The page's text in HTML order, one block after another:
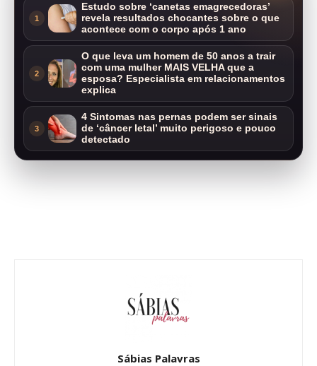
1
Estudo sobre ‘canetas emagrecedoras’
revela resultados chocantes sobre o que
acontece com o corpo após 1 ano
2
O que leva um homem de 50 anos a trair
com uma mulher MAIS VELHA que a
esposa? Especialista em relacionamentos
explica
3
4 Sintomas nas pernas podem ser sinais
de ‘câncer letal’ muito perigoso e pouco
detectado
Sábias Palavras